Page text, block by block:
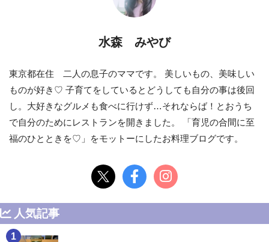
水森 みやび
東京都在住 二人の息子のママです。 美しいもの、美味しい
ものが好き♡ 子育てをしているとどうしても自分の事は後回
し。大好きなグルメも食べに行けず…それならば！とおうち
で自分のためにレストランを開きました。 「育児の合間に至
福のひとときを♡」をモットーにしたお料理ブログです。
人気記事
1